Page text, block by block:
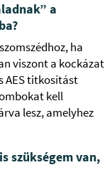
a
ha
viszont a kockázat
AES titkosítást
kell
lesz, amelyhez
szükségem van,